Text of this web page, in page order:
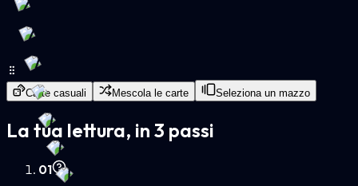
Carte casuali Mescola le carte Seleziona un mazzo
La tua lettura, in 3 passi
01